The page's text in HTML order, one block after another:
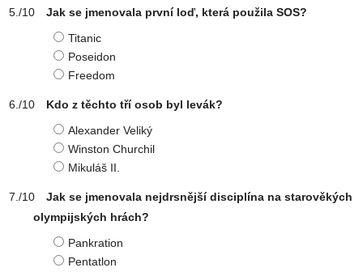
Jak se jmenovala první loď, která použila SOS?
Titanic
Poseidon
Freedom
Kdo z těchto tří osob byl levák?
Alexander Veliký
Winston Churchil
Mikuláš II.
Jak se jmenovala nejdrsnější disciplína na starověkých
olympijských hrách?
Pankration
Pentatlon